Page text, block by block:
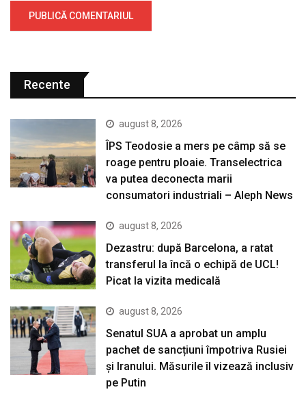
Recente
august 8, 2026
ÎPS Teodosie a mers pe câmp să se
roage pentru ploaie. Transelectrica
va putea deconecta marii
consumatori industriali – Aleph News
august 8, 2026
Dezastru: după Barcelona, a ratat
transferul la încă o echipă de UCL!
Picat la vizita medicală
august 8, 2026
Senatul SUA a aprobat un amplu
pachet de sancțiuni împotriva Rusiei
și Iranului. Măsurile îl vizează inclusiv
pe Putin